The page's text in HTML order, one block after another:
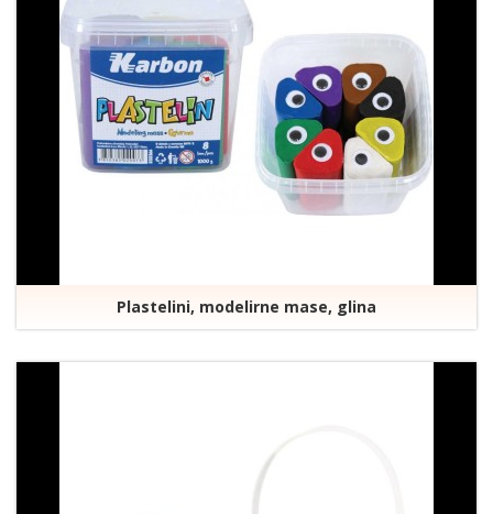
Plastelini, modelirne mase, glina